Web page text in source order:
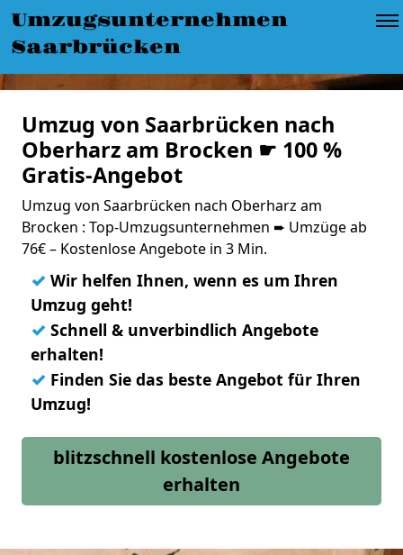
Umzugsunternehmen
Saarbrücken
Umzug von Saarbrücken nach
Oberharz am Brocken ☛ 100 %
Gratis-Angebot
Umzug von Saarbrücken nach Oberharz am
Brocken : Top-Umzugsunternehmen ➨ Umzüge ab
76€ – Kostenlose Angebote in 3 Min.
✓ Wir helfen Ihnen, wenn es um Ihren
Umzug geht!
✓ Schnell & unverbindlich Angebote
erhalten!
✓ Finden Sie das beste Angebot für Ihren
Umzug!
blitzschnell kostenlose Angebote
erhalten